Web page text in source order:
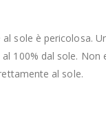
al sole è pericolosa.
100% dal sole. Non
al sole.